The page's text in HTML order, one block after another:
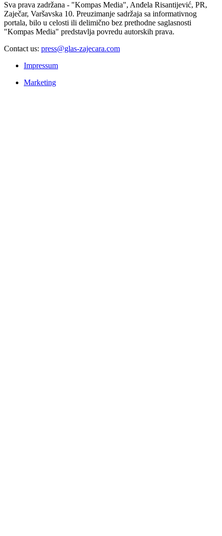
Sva prava zadržana - "Kompas Media", Anđela Risantijević, PR,
Zaječar, Varšavska 10. Preuzimanje sadržaja sa informativnog
portala, bilo u celosti ili delimično bez prethodne saglasnosti
"Kompas Media" predstavlja povredu autorskih prava.
Contact us: press@glas-zajecara.com
Impressum
Marketing